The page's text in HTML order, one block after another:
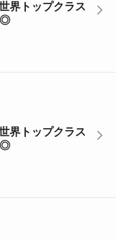
界トップクラス
◎
界トップクラス
◎